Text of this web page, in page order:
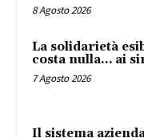
8 Agosto 2026
La solidarietà
costa nulla… ai
7 Agosto 2026
Il sistema